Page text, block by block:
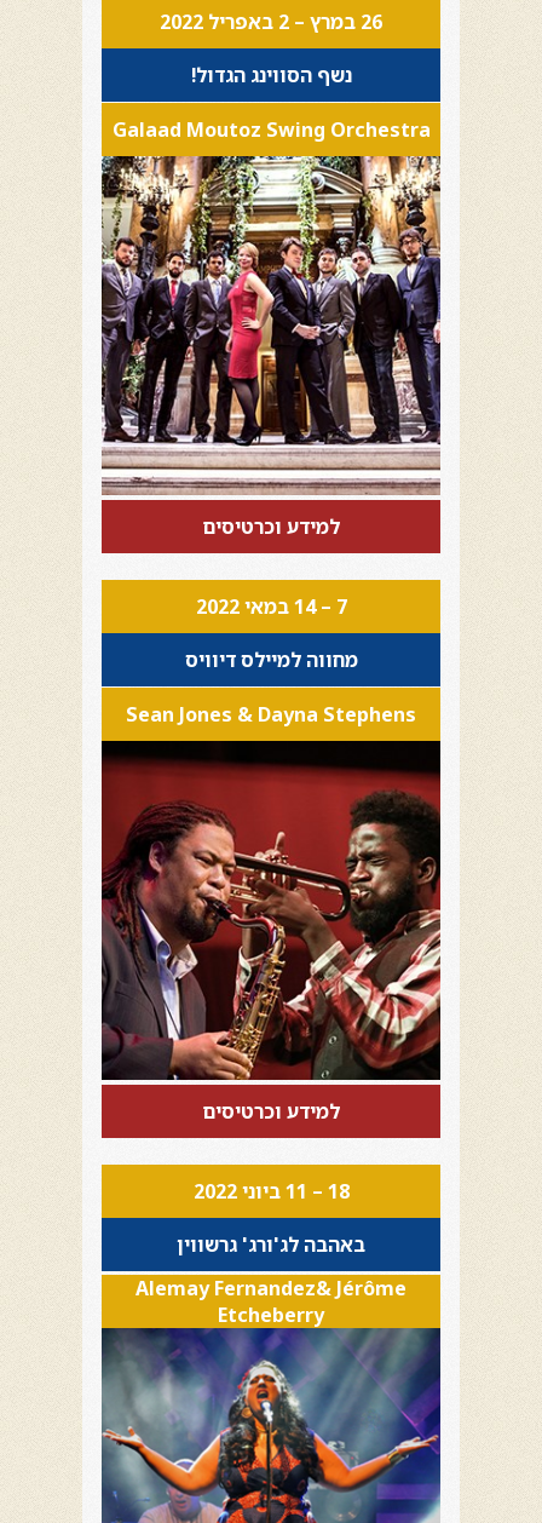
26 במרץ – 2 באפריל 2022
נשף הסווינג הגדול!
Galaad Moutoz Swing Orchestra
למידע וכרטיסים
7 – 14 במאי 2022
מחווה למיילס דיוויס
Sean Jones & Dayna Stephens
למידע וכרטיסים
18 – 11 ביוני 2022
באהבה לג'ורג' גרשווין
Alemay Fernandez& Jérôme
Etcheberry